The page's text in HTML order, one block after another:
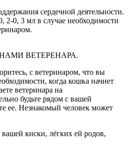
сердечной деятельности.
0, 3 мл в случае необходимости
ВЕТЕРЕНАРА.
с ветеринаром, что вы
когда кошка начнет
ветеринара на
будьте рядом с вашей
ее. Незнакомый человек может
киски, лёгких ей родов,